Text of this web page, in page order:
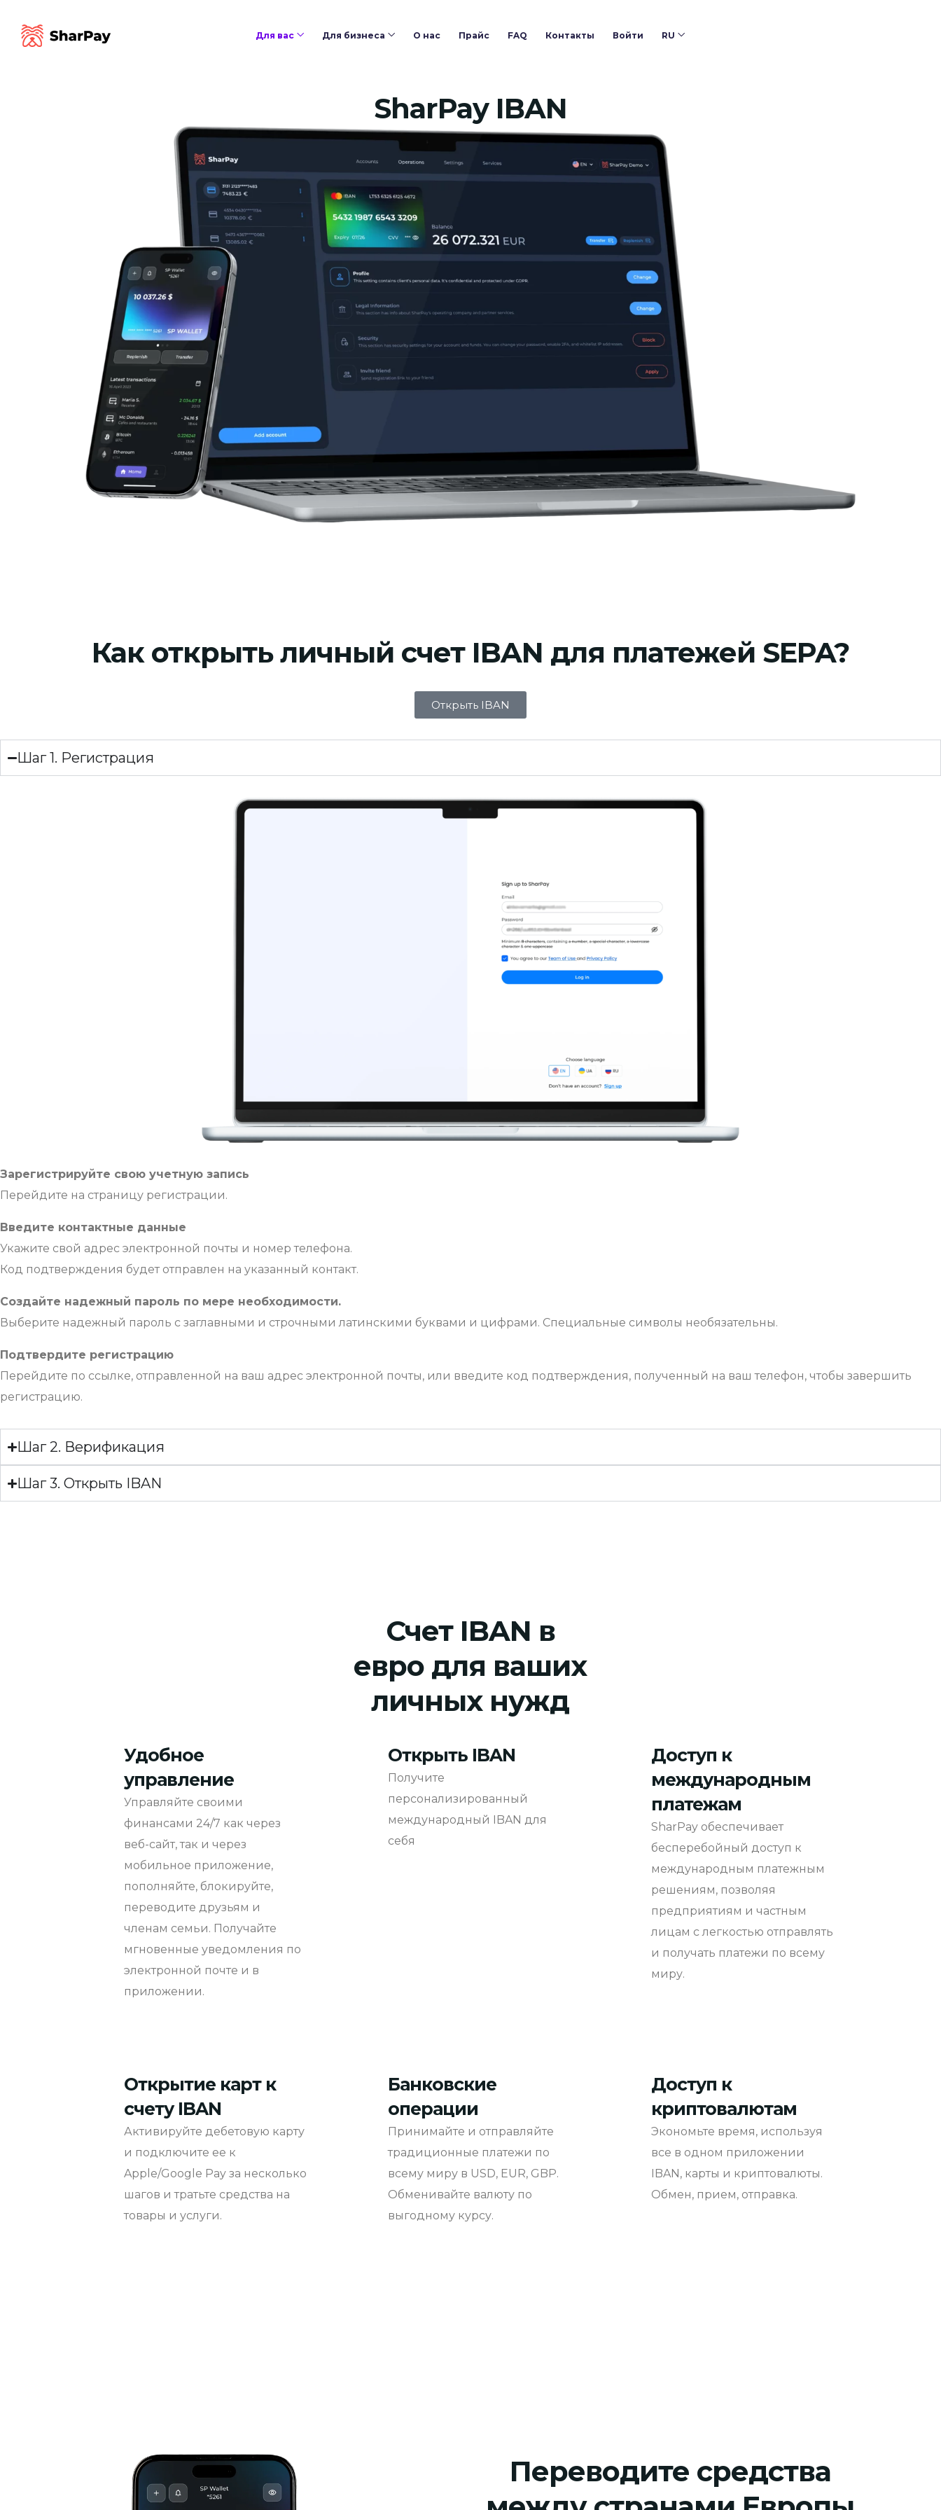
Для вас Для бизнеса О нас Прайс FAQ Контакты Войти RU
SharPay IBAN
Как открыть личный счет IBAN для платежей SEPA?
Открыть IBAN
Шаг 1. Регистрация
Зарегистрируйте свою учетную запись
Перейдите на страницу регистрации.
Введите контактные данные
Укажите свой адрес электронной почты и номер телефона.
Код подтверждения будет отправлен на указанный контакт.
Создайте надежный пароль по мере необходимости.
Выберите надежный пароль с заглавными и строчными латинскими буквами и цифрами. Специальные символы необязательны.
Подтвердите регистрацию
Перейдите по ссылке, отправленной на ваш адрес электронной почты, или введите код подтверждения, полученный на ваш телефон, чтобы завершить
регистрацию.
Шаг 2. Верификация
Шаг 3. Открыть IBAN
Счет IBAN в
евро для ваших
личных нужд
Удобное
управление
Управляйте своими
финансами 24/7 как через
веб-сайт, так и через
мобильное приложение,
пополняйте, блокируйте,
переводите друзьям и
членам семьи. Получайте
мгновенные уведомления по
электронной почте и в
приложении.
Открыть IBAN
Получите
персонализированный
международный IBAN для
себя
Доступ к
международным
платежам
SharPay обеспечивает
бесперебойный доступ к
международным платежным
решениям, позволяя
предприятиям и частным
лицам с легкостью отправлять
и получать платежи по всему
миру.
Открытие карт к
счету IBAN
Активируйте дебетовую карту
и подключите ее к
Apple/Google Pay за несколько
шагов и тратьте средства на
товары и услуги.
Банковские
операции
Принимайте и отправляйте
традиционные платежи по
всему миру в USD, EUR, GBP.
Обменивайте валюту по
выгодному курсу.
Доступ к
криптовалютам
Экономьте время, используя
все в одном приложении
IBAN, карты и криптовалюты.
Обмен, прием, отправка.
Переводите средства